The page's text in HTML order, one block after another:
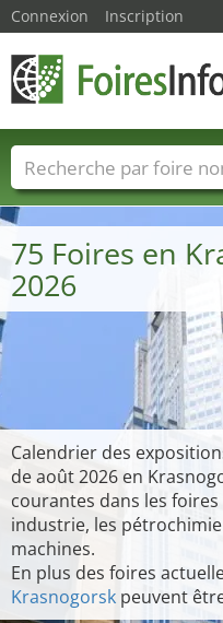
75 Foires en
2026
Calendrier des
de août 2026 en
courantes dans les
industrie, les
machines.
En plus des foires
Krasnogorsk peuvent
Connexion Inscription
Foire noms Pays
Secteurs du